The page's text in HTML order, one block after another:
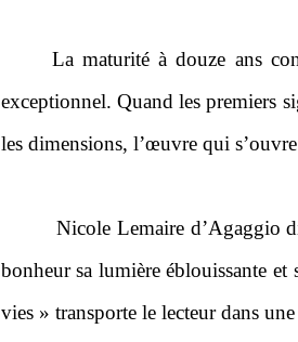
La maturité à douze ans
exceptionnel. Quand les premiers
les dimensions, l’œuvre qui
Nicole Lemaire d’Agaggio
bonheur sa lumière éblouissante et
vies » transporte le lecteur dans